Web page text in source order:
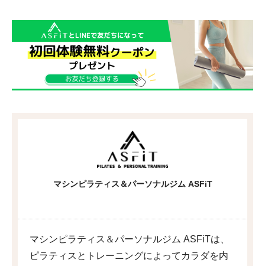
マシンピラティス＆パーソナルジム ASFiT
マシンピラティス＆パーソナルジム ASFiTは、
ピラティスとトレーニングによってカラダを内